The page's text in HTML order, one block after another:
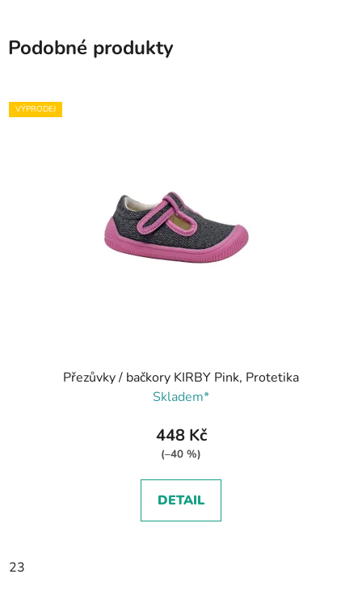
Podobné produkty
VÝPRODEJ
Přezůvky / bačkory KIRBY Pink, Protetika
Skladem*
448 Kč
(–40 %)
DETAIL
23